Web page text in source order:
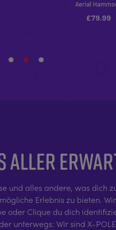
ALLER
und alles andere, was dich
Erlebnis zu bieten.
oder Clique du dich
unterwegs: Wir sind X-